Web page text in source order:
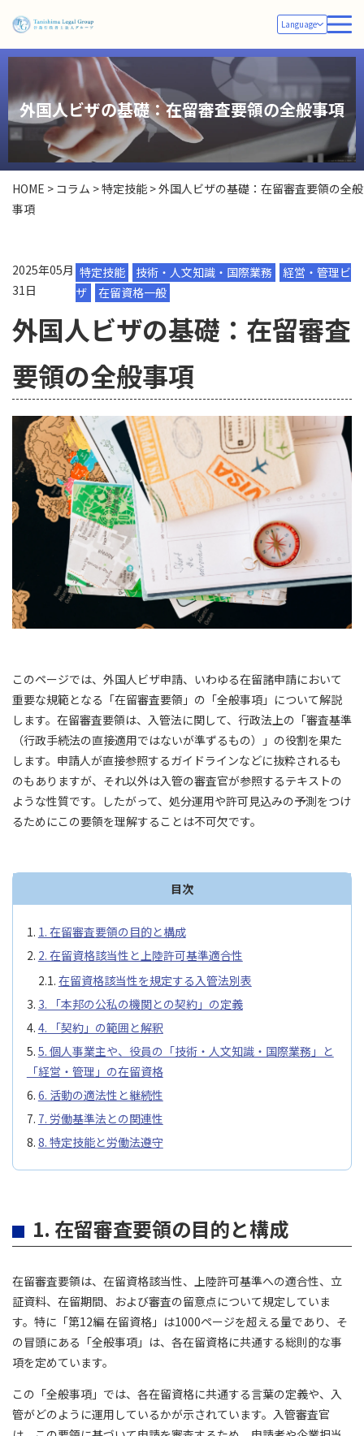
Language
外国人ビザの基礎：在留審査要領の全般事項
HOME > コラム >特定技能 >外国人ビザの基礎：在留審査要領の全般
事項
2025年05月
31日
特定技能 技術・人文知識・国際業務
経営・管理ビ
ザ
在留資格一般
外国人ビザの基礎：在留審査
要領の全般事項
このページでは、外国人ビザ申請、いわゆる在留諸申請において
重要な規範となる「在留審査要領」の「全般事項」について解説
します。在留審査要領は、入管法に関して、行政法上の「審査基準
（行政手続法の直接適用ではないが準ずるもの）」の役割を果た
します。申請人が直接参照するガイドラインなどに抜粋されるも
のもありますが、それ以外は入管の審査官が参照するテキストの
ような性質です。したがって、処分運用や許可見込みの予測をつけ
るためにこの要領を理解することは不可欠です。
目次
1. 在留審査要領の目的と構成
2. 在留資格該当性と上陸許可基準適合性
在留資格該当性を規定する入管法別表
3. 「本邦の公私の機関との契約」の定義
4. 「契約」の範囲と解釈
5. 個人事業主や、役員の「技術・人文知識・国際業務」と
「経営・管理」の在留資格
6. 活動の適法性と継続性
7. 労働基準法との関連性
8. 特定技能と労働法遵守
1. 在留審査要領の目的と構成
在留審査要領は、在留資格該当性、上陸許可基準への適合性、立
証資料、在留期間、および審査の留意点について規定していま
す。特に「第12編 在留資格」は1000ページを超える量であり、そ
の冒頭にある「全般事項」は、各在留資格に共通する総則的な事
項を定めています。
この「全般事項」では、各在留資格に共通する言葉の定義や、入
管がどのように運用しているかが示されています。入管審査官